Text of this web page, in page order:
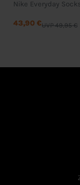
Nike Everyday
UVP 49,95 €
43,90 €